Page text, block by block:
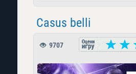
Casus belli
9707